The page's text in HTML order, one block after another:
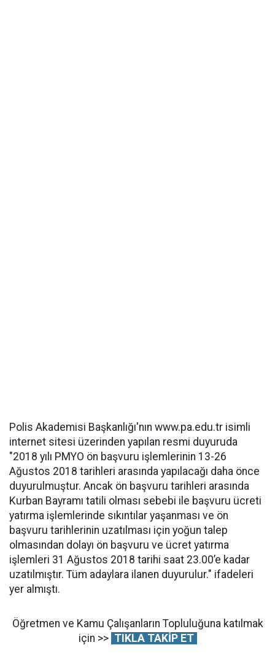
Polis Akademisi Başkanlığı'nın www.pa.edu.tr isimli
internet sitesi üzerinden yapılan resmi duyuruda
"2018 yılı PMYO ön başvuru işlemlerinin 13-26
Ağustos 2018 tarihleri arasında yapılacağı daha önce
duyurulmuştur. Ancak ön başvuru tarihleri arasında
Kurban Bayramı tatili olması sebebi ile başvuru ücreti
yatırma işlemlerinde sıkıntılar yaşanması ve ön
başvuru tarihlerinin uzatılması için yoğun talep
olmasından dolayı ön başvuru ve ücret yatırma
işlemleri 31 Ağustos 2018 tarihi saat 23.00’e kadar
uzatılmıştır. Tüm adaylara ilanen duyurulur." ifadeleri
yer almıştı.
Öğretmen ve Kamu Çalışanların Topluluğuna katılmak
için >> TIKLA TAKİP ET